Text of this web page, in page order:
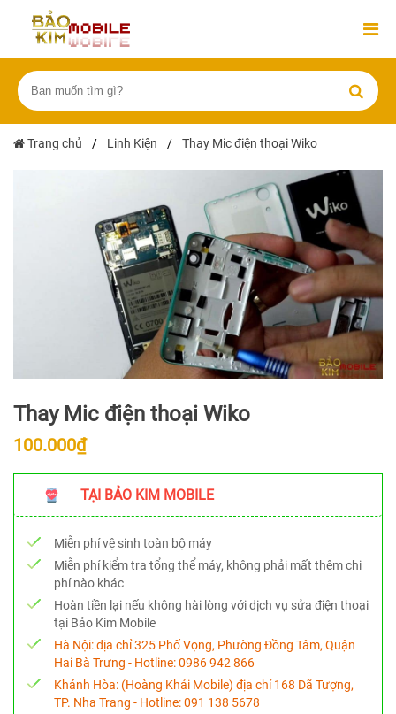
Trang chủ / Linh Kiện / Thay Mic điện thoại Wiko
Thay Mic điện thoại Wiko
100.000₫
TẠI BẢO KIM MOBILE
Miễn phí vệ sinh toàn bộ máy
Miễn phí kiểm tra tổng thể máy, không phải mất thêm chi
phí nào khác
Hoàn tiền lại nếu không hài lòng với dịch vụ sửa điện thoại
tại Bảo Kim Mobile
Hà Nội:địa chỉ 325 Phố Vọng, Phường Đồng Tâm, Quận
Hai Bà Trưng - Hotline:0986 942 866
Khánh Hòa: (Hoàng Khải Mobile) địa chỉ 168 Dã Tượng,
TP. Nha Trang - Hotline:091 138 5678